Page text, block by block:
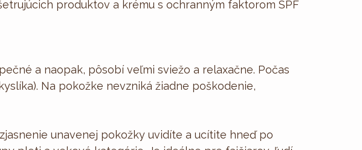
produktov a krému s ochranným faktorom SPF
a naopak, pôsobí veľmi sviežo a relaxačne. Počas
Na pokožke nevzniká žiadne poškodenie,
unavenej pokožky uvidíte a ucítite hneď po